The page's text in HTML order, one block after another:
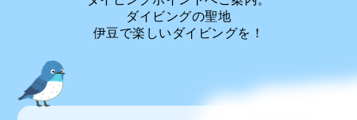
ダイビングの聖地
伊豆で楽しいダイビングを！